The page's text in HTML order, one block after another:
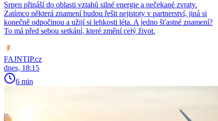
Srpen přináší do oblasti vztahů silné energie a nečekané zvraty.
Zatímco některá znamení budou řešit nejistoty v partnerství, jiná si
konečně odpočinou a užijí si lehkosti léta. A jedno šťastné znamení?
To má před sebou setkání, které změní celý život.
FAJNTIP.cz
dnes, 18:15
6 min